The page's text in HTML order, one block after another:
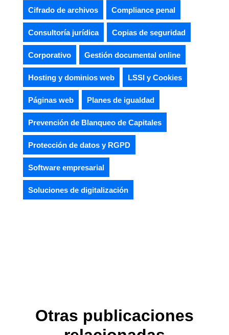
Cifrado de archivos Compliance penal
Consultoría jurídica Copias de seguridad
Corporativo Gestión documental online
Hosting y dominios web LSSI y Cookies
Páginas web Planes de igualdad
Prevención de Blanqueo de Capitales
Protección de datos y RGPD
Software empresarial
Soluciones de digitalización
Otras publicaciones